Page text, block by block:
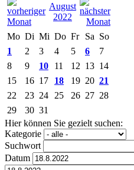
August
2022
Mo Di Mi Do Fr Sa So
1
2 3 4 5 6
7
8
9 10 11 12 13 14
15
16 17 18 19 20 21
22
23 24 25 26 27 28
29
30 31
Hier können Sie gezielt suchen:
Kategorie
Suchwort
Datum